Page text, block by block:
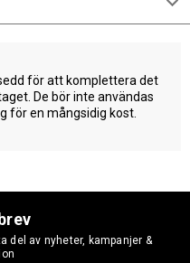
för att komplettera det
De bör inte användas
för en mångsidig kost.
del av nyheter, kampanjer &